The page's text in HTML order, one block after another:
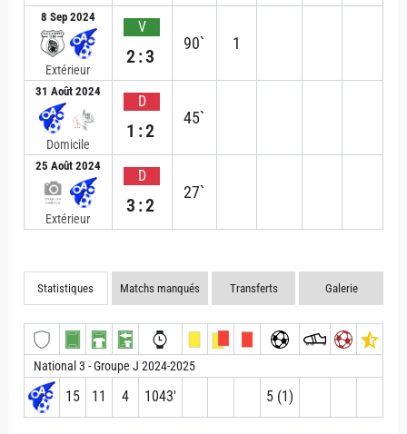
8 Sep 2024
Extérieur
V
2:3
90` 1
31 Août 2024
Domicile
D
1:2
45`
25 Août 2024
Extérieur
D
3:2
27`
Statistiques Matchs manqués Transferts Galerie
National 3 - Groupe J 2024-2025
15 11 4 1043′ 5 (1)